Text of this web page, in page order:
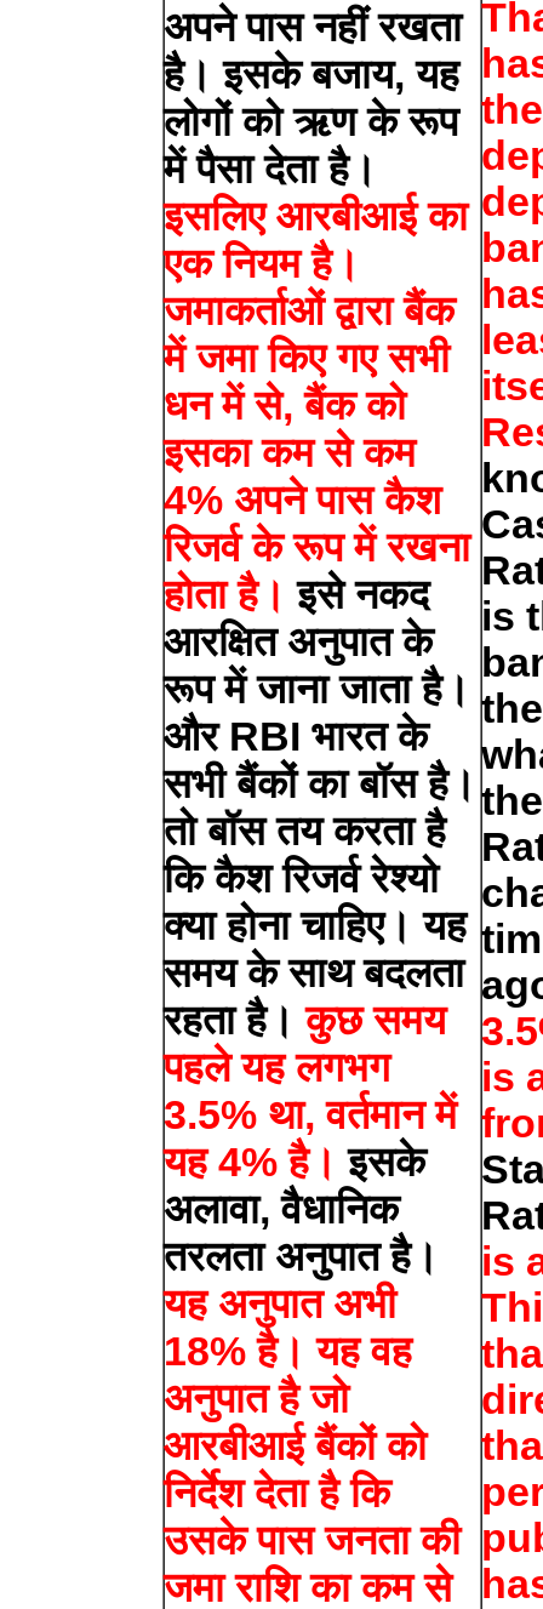
अपने पास नहीं रखता
है। इसके बजाय, यह
लोगों को ऋण के रूप
में पैसा देता है।
इसलिए आरबीआई का
एक नियम है।
जमाकर्ताओं द्वारा बैंक
में जमा किए गए सभी
धन में से, बैंक को
इसका कम से कम
4% अपने पास कैश
रिजर्व के रूप में रखना
होता है। इसे नकद
आरक्षित अनुपात के
रूप में जाना जाता है।
और RBI भारत के
सभी बैंकों का बॉस है।
तो बॉस तय करता है
कि कैश रिजर्व रेश्यो
क्या होना चाहिए। यह
समय के साथ बदलता
रहता है।कुछ समय
पहले यह लगभग
3.5% था, वर्तमान में
यह 4% है। इसके
अलावा, वैधानिक
तरलता अनुपात है।
यह अनुपात अभी
18% है। यह वह
अनुपात है जो
आरबीआई बैंकों को
निर्देश देता है कि
उसके पास जनता की
जमा राशि का कम से
is
is
is